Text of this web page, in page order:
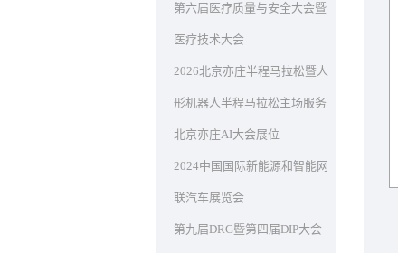
第六届医疗质量与安全大会暨
医疗技术大会
2026北京亦庄半程马拉松暨人
形机器人半程马拉松主场服务
北京亦庄AI大会展位
2024中国国际新能源和智能网
联汽车展览会
第九届DRG暨第四届DIP大会